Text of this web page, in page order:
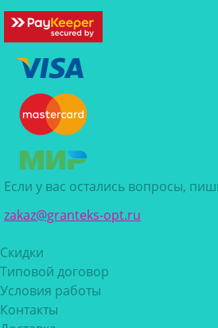
Если у вас остались вопросы,
zakaz@granteks-opt.ru
Скидки
Типовой договор
Условия работы
Контакты